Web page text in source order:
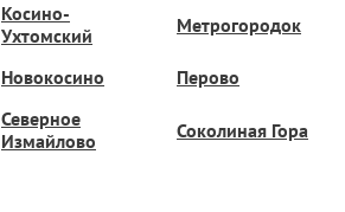
Косино-
Ухтомский
Метрогородок
Новокосино Перово
Северное
Измайлово
Соколиная Гора